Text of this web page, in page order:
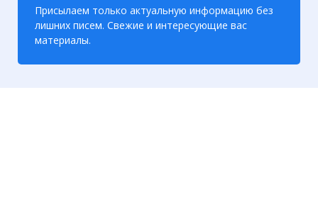
Присылаем только актуальную информацию без
лишних писем. Свежие и интересующие вас
материалы.